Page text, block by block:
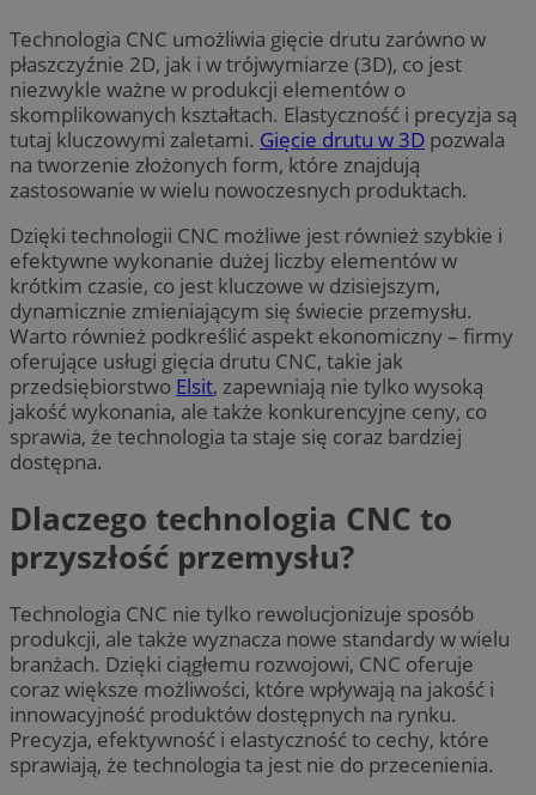
Technologia CNC umożliwia gięcie drutu zarówno w
płaszczyźnie 2D, jak i w trójwymiarze (3D), co jest
niezwykle ważne w produkcji elementów o
skomplikowanych kształtach. Elastyczność i precyzja są
tutaj kluczowymi zaletami. Gięcie drutu w 3D pozwala
na tworzenie złożonych form, które znajdują
zastosowanie w wielu nowoczesnych produktach.
Dzięki technologii CNC możliwe jest również szybkie i
efektywne wykonanie dużej liczby elementów w
krótkim czasie, co jest kluczowe w dzisiejszym,
dynamicznie zmieniającym się świecie przemysłu.
Warto również podkreślić aspekt ekonomiczny – firmy
oferujące usługi gięcia drutu CNC, takie jak
przedsiębiorstwo Elsit, zapewniają nie tylko wysoką
jakość wykonania, ale także konkurencyjne ceny, co
sprawia, że technologia ta staje się coraz bardziej
dostępna.
Dlaczego technologia CNC to
przyszłość przemysłu?
Technologia CNC nie tylko rewolucjonizuje sposób
produkcji, ale także wyznacza nowe standardy w wielu
branżach. Dzięki ciągłemu rozwojowi, CNC oferuje
coraz większe możliwości, które wpływają na jakość i
innowacyjność produktów dostępnych na rynku.
Precyzja, efektywność i elastyczność to cechy, które
sprawiają, że technologia ta jest nie do przecenienia.